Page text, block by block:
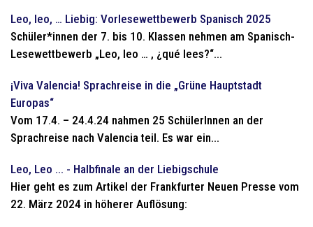
Leo, leo, … Liebig: Vorlesewettbewerb Spanisch 2025
Schüler*innen der 7. bis 10. Klassen nehmen am Spanisch-
Lesewettbewerb „Leo, leo … , ¿qué lees?“...
¡Viva Valencia! Sprachreise in die „Grüne Hauptstadt
Europas“
Vom 17.4. – 24.4.24 nahmen 25 SchülerInnen an der
Sprachreise nach Valencia teil. Es war ein...
Leo, Leo ... - Halbfinale an der Liebigschule
Hier geht es zum Artikel der Frankfurter Neuen Presse vom
22. März 2024 in höherer Auflösung: